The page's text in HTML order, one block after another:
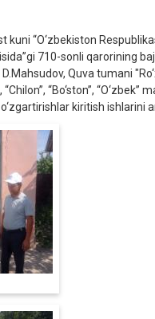
kuni “O‘zbekiston
710-sonli qarorining
Quva tumani
“Chilon”, “Bo‘ston”,
kiritish ishlarini